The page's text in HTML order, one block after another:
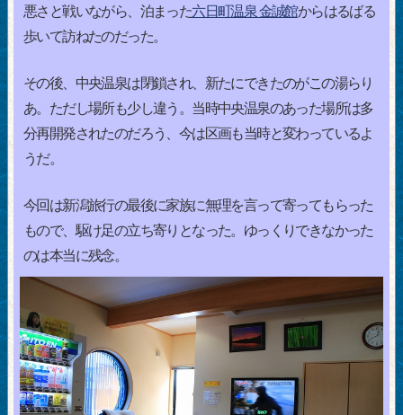
悪さと戦いながら、泊まった六日町温泉 金誠館からはるばる
歩いて訪ねたのだった。
その後、中央温泉は閉鎖され、新たにできたのがこの湯らり
あ。ただし場所も少し違う。当時中央温泉のあった場所は多
分再開発されたのだろう、今は区画も当時と変わっているよ
うだ。
今回は新潟旅行の最後に家族に無理を言って寄ってもらった
もので、駆け足の立ち寄りとなった。ゆっくりできなかった
のは本当に残念。